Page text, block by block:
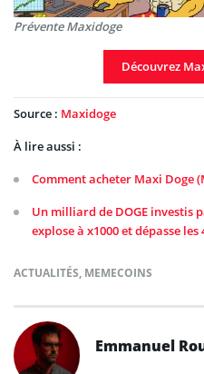
Prévente Maxidoge
Découvrez
Source : Maxidoge
À lire aussi :
Comment acheter Maxi Doge
Un milliard de DOGE investis
explose à x1000 et dépasse les
ACTUALITÉS, MEMECOINS
Emmanuel